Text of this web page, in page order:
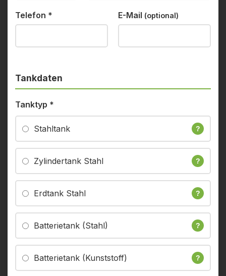
Telefon * E-Mail (optional)
Tankdaten
Tanktyp *
Stahltank ?
Zylindertank Stahl ?
Erdtank Stahl ?
Batterietank (Stahl) ?
Batterietank (Kunststoff) ?